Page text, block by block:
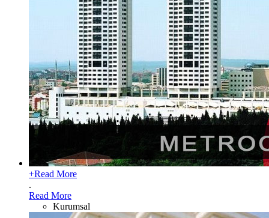
+Read More
.
Read More
Kurumsal